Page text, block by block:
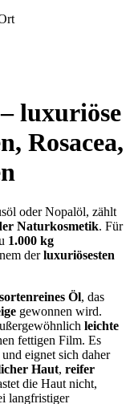
luxuriöse
, Rosacea,
oder Nopalöl, zählt
Naturkosmetik. Für
1.000 kg
derluxuriösesten
Öl, das
gewonnen wird.
leichte
fettigen Film. Es
und eignet sich daher
Haut, reifer
die Haut nicht,
langfristiger